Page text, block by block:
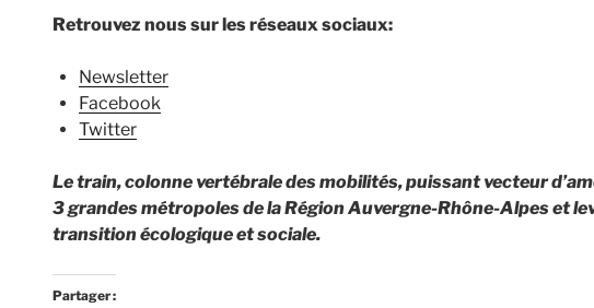
Retrouvez nous sur les réseaux sociaux:
Newsletter
Facebook
Twitter
Le train, colonne vertébrale des mobilités, puissant vecteur
3 grandes métropoles de la Région Auvergne-Rhône-Alpes et
transition écologique et sociale.
Partager :